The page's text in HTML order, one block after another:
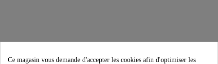
Ce magasin vous demande d'accepter les cookies afin d'optimiser les